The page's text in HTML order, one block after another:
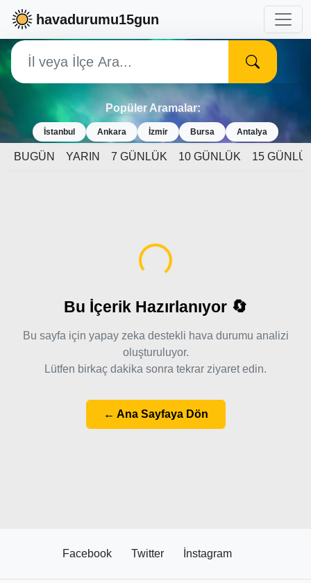
havadurumu15gun
Popüler Aramalar:
İstanbul Ankara İzmir Bursa Antalya
BUGÜN YARIN 7 GÜNLÜK 10 GÜNLÜK 15
Yükleniyor...
Bu İçerik Hazırlanıyor 🔄
Bu sayfa için yapay zeka destekli hava durumu analizi
oluşturuluyor.
Lütfen birkaç dakika sonra tekrar ziyaret edin.
← Ana Sayfaya Dön
Facebook Twitter İnstagram